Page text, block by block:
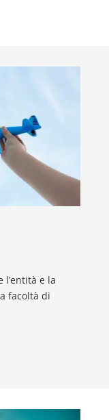
e la
facoltà di